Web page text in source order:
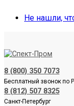
Не нашли,
8 (800) 350 7073
Бесплатный звонок по
8 (812) 507 8325
Санкт-Петербург